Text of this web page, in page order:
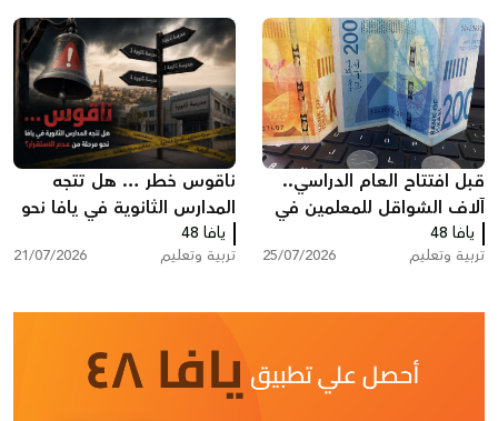
قبل افتتاح العام الدراسي..
آلاف الشواقل للمعلمين في
البلاد ضمن منحة الملابس
يافا 48
تربية وتعليم 25/07/2026
ناقوس خطر … هل تتجه
المدارس الثانوية في يافا نحو
مرحلة من عدم الاستقرار؟
يافا 48
تربية وتعليم 21/07/2026